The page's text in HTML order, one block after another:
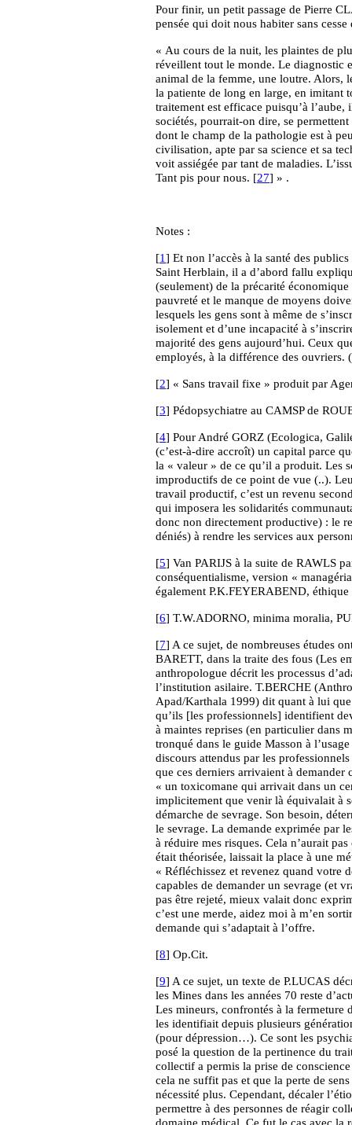
Pour finir, un petit passage de Pierre
pensée qui doit nous habiter sans
« Au cours de la nuit, les plaintes de
réveillent tout le monde. Le diagnostic
animal de la femme, une loutre. Alors,
la patiente de long en large, en imitant
traitement est efficace puisqu’à
sociétés, pourrait-on dire, se
dont le champ de la pathologie est à
civilisation, apte par sa science et sa
voit assiégée par tant de maladies.
Tant pis pour nous. [27] » .
Notes :
[1] Et non l’accès à la santé des
Saint Herblain, il a d’abord fallu
(seulement) de la précarité
pauvreté et le manque de moyens
lesquels les gens sont à même de
isolement et d’une incapacité à
majorité des gens aujourd’hui. Ceux
employés, à la différence des ouvriers.
[2] « Sans travail fixe » produit par
[3] Pédopsychiatre au CAMSP de
[4] Pour André GORZ (Ecologica,
(c’est-à-dire accroît) un capital parce
la « valeur » de ce qu’il a produit. Les
improductifs de ce point de vue (..).
travail productif, c’est un revenu
qui imposera les solidarités
donc non directement productive) : le
déniés) à rendre les services aux
[5] Van PARIJS à la suite de RAWLS
conséquentialisme, version «
également P.K.FEYERABEND,
[6] T.W.ADORNO, minima moralia,
[7] A ce sujet, de nombreuses études
BARETT, dans la traite des fous (Les
anthropologue décrit les processus
l’institution asilaire. T.BERCHE
Apad/Karthala 1999) dit quant à lui
qu’ils [les professionnels] identifient
à maintes reprises (en particulier dans
tronqué dans le guide Masson à
discours attendus par les
que ces derniers arrivaient à
« un toxicomane qui arrivait dans un
implicitement que venir là équivalait à
démarche de sevrage. Son besoin,
le sevrage. La demande exprimée par
à réduire mes risques. Cela n’aurait
était théorisée, laissait la place à une
« Réfléchissez et revenez quand votre
capables de demander un sevrage (et
pas être rejeté, mieux valait donc
c’est une merde, aidez moi à m’en
demande qui s’adaptait à l’offre.
[8] Op.Cit.
[9] A ce sujet, un texte de P.LUCAS
les Mines dans les années 70 reste
Les mineurs, confrontés à la fermeture
les identifiait depuis plusieurs
(pour dépression…). Ce sont les
posé la question de la pertinence du
collectif a permis la prise de
cela ne suffit pas et que la perte de
nécessité plus. Cependant, décaler
permettre à des personnes de réagir